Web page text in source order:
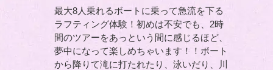
最大8人乗れるボートに乗って急流を下る
ラフティング体験！初めは不安でも、2時
間のツアーをあっという間に感じるほど、
夢中になって楽しめちゃいます！！ボート
から降りて滝に打たれたり、泳いだり、川